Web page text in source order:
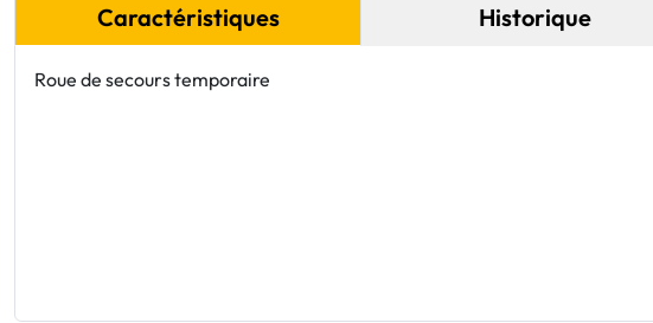
Caractéristiques Historique
Roue de secours temporaire